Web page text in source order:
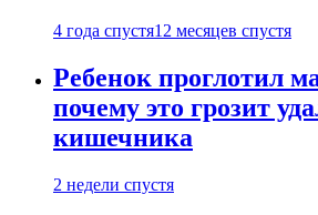
4 года спустя12 месяцев спустя
Ребенок проглотил
почему это грозит
кишечника
2 недели спустя